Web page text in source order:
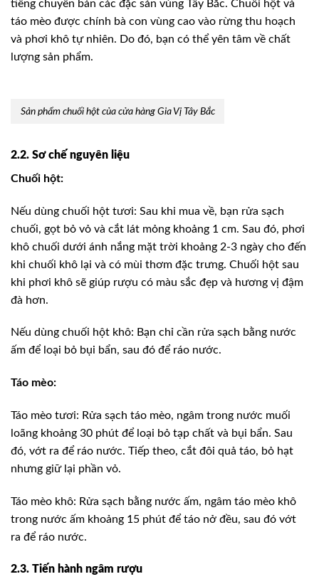
tiếng chuyên bán các đặc sản vùng Tây Bắc. Chuối hột và
táo mèo được chính bà con vùng cao vào rừng thu hoạch
và phơi khô tự nhiên. Do đó, bạn có thể yên tâm về chất
lượng sản phẩm.
Sản phẩm chuối hột của cửa hàng Gia Vị Tây Bắc
2.2. Sơ chế nguyên liệu
Chuối hột:
Nếu dùng chuối hột tươi: Sau khi mua về, bạn rửa sạch
chuối, gọt bỏ vỏ và cắt lát mỏng khoảng 1 cm. Sau đó, phơi
khô chuối dưới ánh nắng mặt trời khoảng 2-3 ngày cho đến
khi chuối khô lại và có mùi thơm đặc trưng. Chuối hột sau
khi phơi khô sẽ giúp rượu có màu sắc đẹp và hương vị đậm
đà hơn.
Nếu dùng chuối hột khô: Bạn chỉ cần rửa sạch bằng nước
ấm để loại bỏ bụi bẩn, sau đó để ráo nước.
Táo mèo:
Táo mèo tươi: Rửa sạch táo mèo, ngâm trong nước muối
loãng khoảng 30 phút để loại bỏ tạp chất và bụi bẩn. Sau
đó, vớt ra để ráo nước. Tiếp theo, cắt đôi quả táo, bỏ hạt
nhưng giữ lại phần vỏ.
Táo mèo khô: Rửa sạch bằng nước ấm, ngâm táo mèo khô
trong nước ấm khoảng 15 phút để táo nở đều, sau đó vớt
ra để ráo nước.
2.3. Tiến hành ngâm rượu